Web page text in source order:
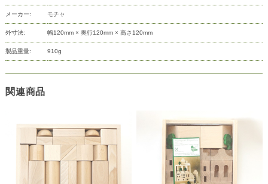
メーカー: モチャ
外寸法: 幅120mm × 奥行120mm × 高さ120mm
製品重量: 910g
関連商品